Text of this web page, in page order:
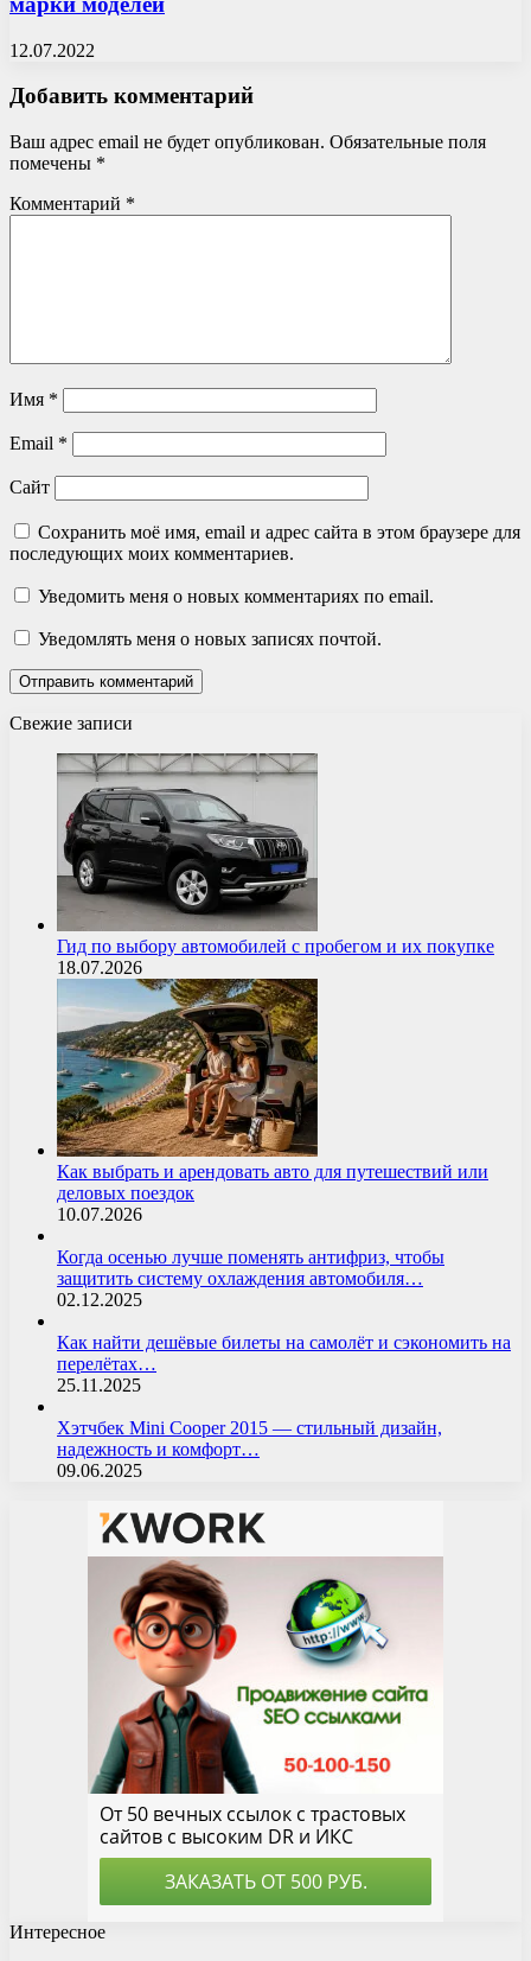
12.07.2022
Добавить комментарий
Ваш адрес email не будет опубликован. Обязательные поля
помечены *
Комментарий *
Имя *
Email *
Сайт
Сохранить моё имя, email и адрес сайта в этом браузере для
последующих моих комментариев.
Уведомить меня о новых комментариях по email.
Уведомлять меня о новых записях почтой.
Свежие записи
Гид по выбору автомобилей с пробегом и их покупке
18.07.2026
Как выбрать и арендовать авто для путешествий или
деловых поездок
10.07.2026
Когда осенью лучше поменять антифриз, чтобы
защитить систему охлаждения автомобиля…
02.12.2025
Как найти дешёвые билеты на самолёт и сэкономить на
перелётах…
25.11.2025
Хэтчбек Mini Cooper 2015 — стильный дизайн,
надежность и комфорт…
09.06.2025
Интересное